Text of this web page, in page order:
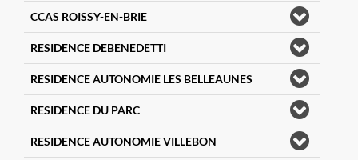
CCAS ROISSY-EN-BRIE
RESIDENCE DEBENEDETTI
RESIDENCE AUTONOMIE LES BELLEAUNES
RESIDENCE DU PARC
RESIDENCE AUTONOMIE VILLEBON